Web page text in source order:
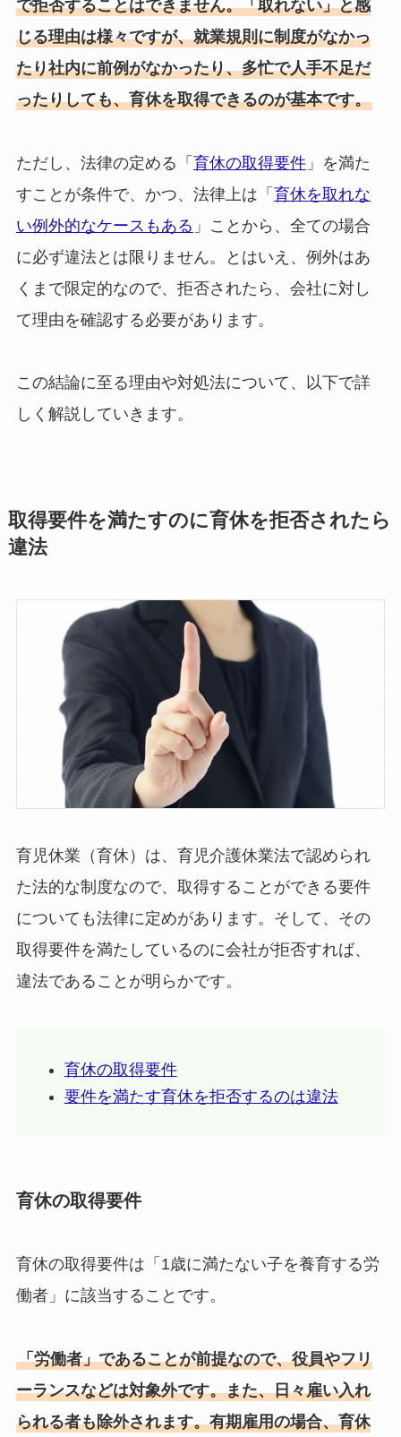
で拒否することはできません。「取れない」と感
じる理由は様々ですが、就業規則に制度がなかっ
たり社内に前例がなかったり、多忙で人手不足だ
ったりしても、育休を取得できるのが基本です。
ただし、法律の定める「 育休の取得要件」を満た
すことが条件で、かつ、法律上は「 育休を取れな
い例外的なケースもある 」ことから、全ての場合
に必ず違法とは限りません。とはいえ、例外はあ
くまで限定的なので、拒否されたら、会社に対し
て理由を確認する必要があります。
この結論に至る理由や対処法について、以下で詳
しく解説していきます。
取得要件を満たすのに育休を拒否されたら
違法
育児休業（育休）は、育児介護休業法で認められ
た法的な制度なので、取得することができる要件
についても法律に定めがあります。そして、その
取得要件を満たしているのに会社が拒否すれば、
違法であることが明らかです。
育休の取得要件
要件を満たす育休を拒否するのは違法
育休の取得要件
育休の取得要件は「1歳に満たない子を養育する労
働者」に該当することです。
「労働者」であることが前提なので、役員やフリ
ーランスなどは対象外です。また、日々雇い入れ
られる者も除外されます。有期雇用の場合、育休